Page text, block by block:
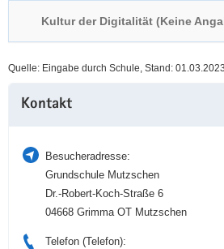
Kultur der Digitalität (Keine
Quelle: Eingabe durch Schule, Stand: 01.03.2023
Information
Kontakt
Besucheradresse:
Grundschule Mutzschen
Dr.-Robert-Koch-Straße 6
04668 Grimma OT Mutzschen
Telefon (Telefon):